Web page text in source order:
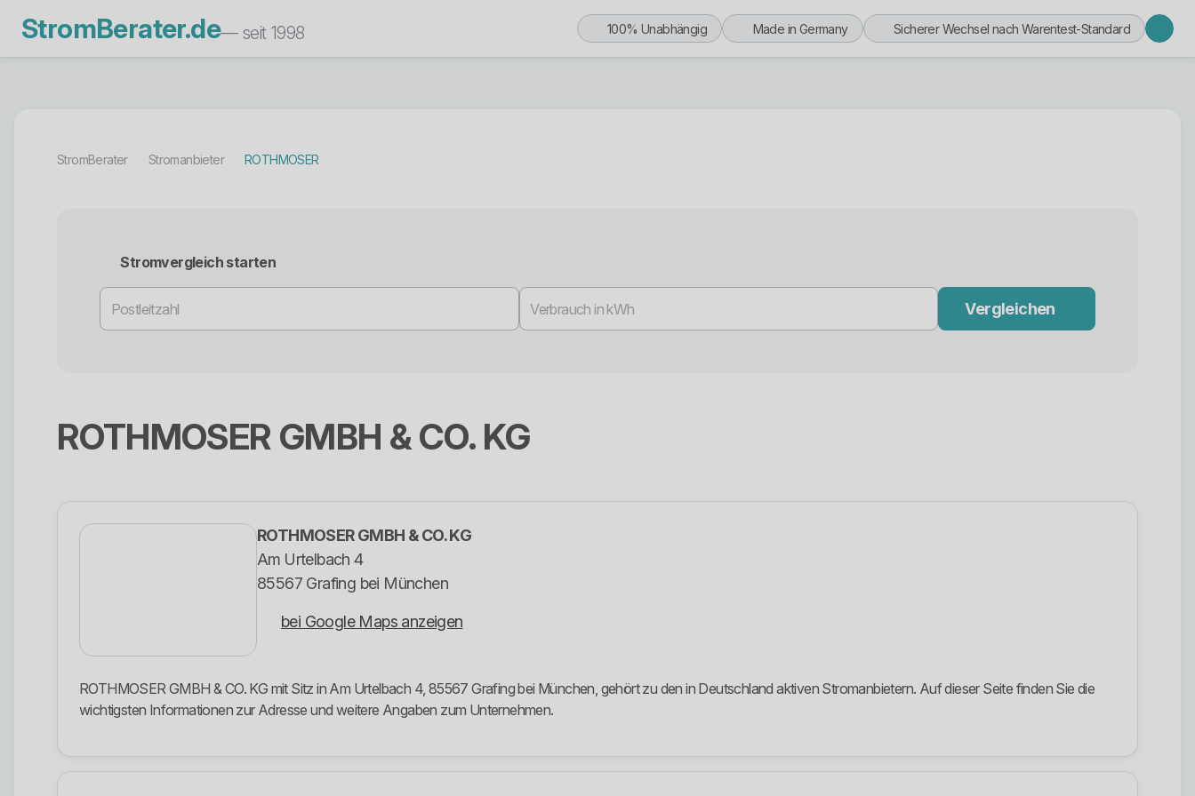
StromBerater.de— seit 1998 100% Unabhängig Made in Germany Sicherer Wechsel nach Warentest-Standard
StromBerater Stromanbieter ROTHMOSER
Stromvergleich starten
Vergleichen
ROTHMOSER GMBH & CO. KG
ROTHMOSER GMBH & CO. KG
Am Urtelbach 4
85567 Grafing bei München
bei Google Maps anzeigen
ROTHMOSER GMBH & CO. KG mit Sitz in Am Urtelbach 4, 85567 Grafing bei München, gehört zu den in Deutschland aktiven Stromanbietern. Auf dieser Seite finden Sie die
wichtigsten Informationen zur Adresse und weitere Angaben zum Unternehmen.